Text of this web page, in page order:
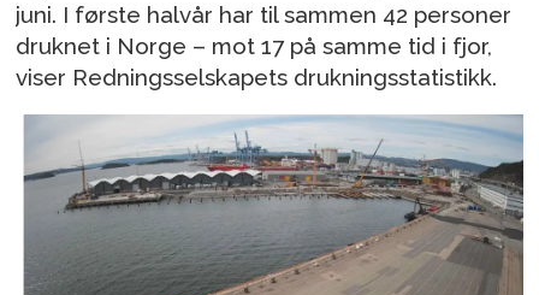
juni. I første halvår har til sammen 42 personer
druknet i Norge – mot 17 på samme tid i fjor,
viser Redningsselskapets drukningsstatistikk.